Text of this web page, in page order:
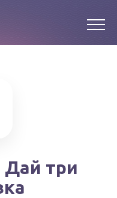
Дай три